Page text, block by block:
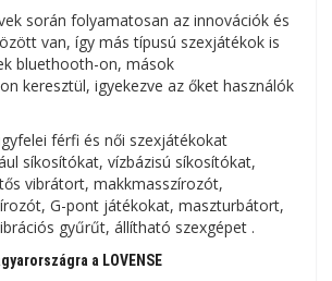
során folyamatosan az innovációk és
van, így más típusú szexjátékok is
bluethooth-on, mások
keresztül, igyekezve az őket használók
férfi és női szexjátékokat
síkosítókat, vízbázisú síkosítókat,
vibrátort, makkmasszírozót,
G-pont játékokat, maszturbátort,
gyűrűt, állítható szexgépet .
a LOVENSE